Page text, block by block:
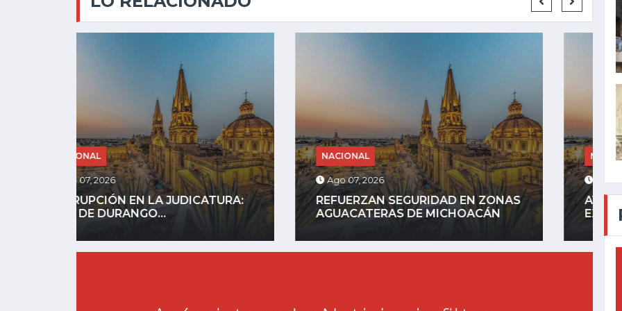
NACIONAL
Ago 07, 2026
REFUERZAN SEGURIDAD EN ZONAS
AGUACATERAS DE MICHOACÁN
NACIONAL
Ago 06, 2026
AYOTZINAPA: FGR DETIENE A
EXGOBERNADOR AGUIRRE POR...